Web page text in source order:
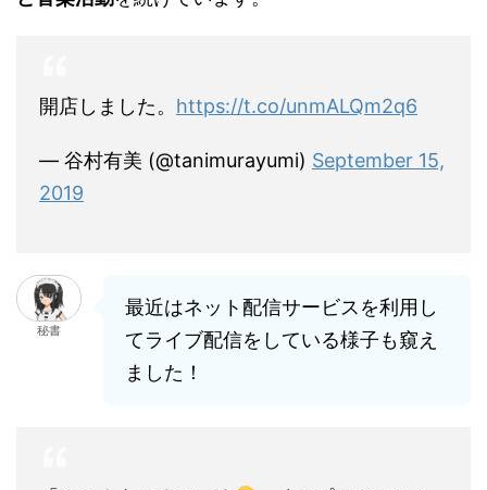
開店しました。 https://t.co/unmALQm2q6
— 谷村有美 (@tanimurayumi) September 15,
2019
秘書
最近はネット配信サービスを利用し
てライブ配信をしている様子も窺え
ました！